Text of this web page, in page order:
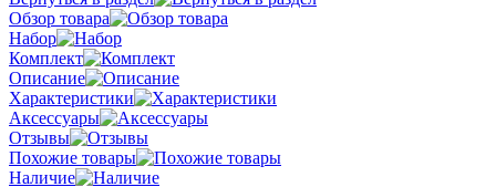
Обзор товара
Набор
Комплект
Описание
Характеристики
Аксессуары
Отзывы
Похожие товары
Наличие